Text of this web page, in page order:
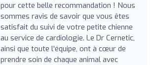
pour cette belle recommandation ! Nous
sommes ravis de savoir que vous êtes
satisfait du suivi de votre petite chienne
au service de cardiologie. Le Dr Cernetic,
ainsi que toute l'équipe, ont à cœur de
prendre soin de chaque animal avec